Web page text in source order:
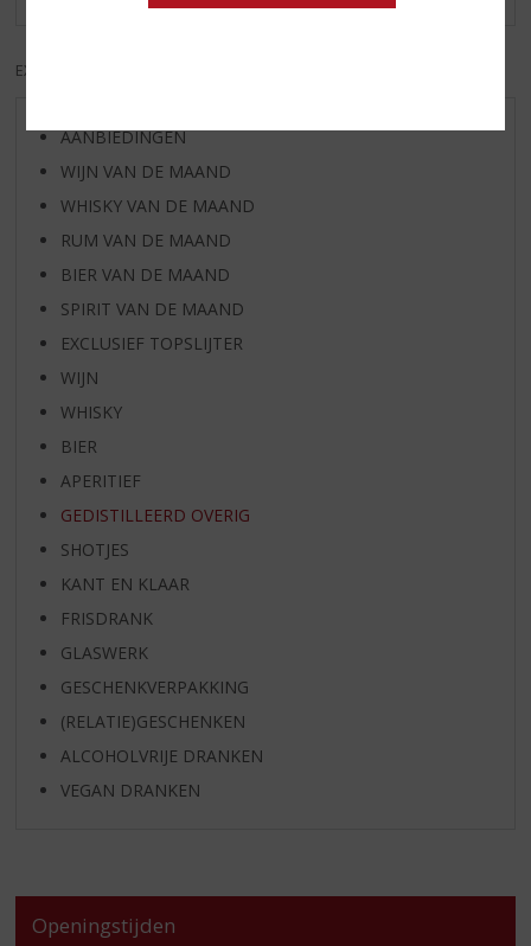
EXCL. BTW
AANBIEDINGEN
WIJN VAN DE MAAND
WHISKY VAN DE MAAND
RUM VAN DE MAAND
BIER VAN DE MAAND
SPIRIT VAN DE MAAND
EXCLUSIEF TOPSLIJTER
WIJN
WHISKY
BIER
APERITIEF
GEDISTILLEERD OVERIG
SHOTJES
KANT EN KLAAR
FRISDRANK
GLASWERK
GESCHENKVERPAKKING
(RELATIE)GESCHENKEN
ALCOHOLVRIJE DRANKEN
VEGAN DRANKEN
Openingstijden